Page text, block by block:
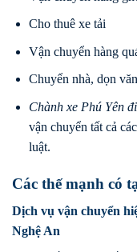
Cho thuê xe tải
Vận chuyển hàng
Chuyển nhà, dọn
Chành xe Phú Yênđi
vận chuyển tất cả
luật.
Các thế mạnh có
Dịch vụ vận chuyển
Nghệ An